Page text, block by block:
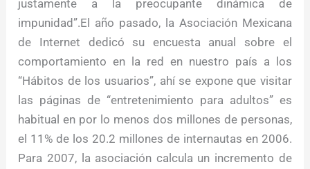
justamente a la preocupante dinámica de
impunidad”.El año pasado, la Asociación Mexicana
de Internet dedicó su encuesta anual sobre el
comportamiento en la red en nuestro país a los
“Hábitos de los usuarios”, ahí se expone que visitar
las páginas de “entretenimiento para adultos” es
habitual en por lo menos dos millones de personas,
el 11% de los 20.2 millones de internautas en 2006.
Para 2007, la asociación calcula un incremento de